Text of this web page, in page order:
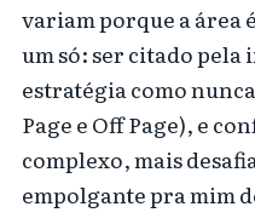
variam porque a área
um só: ser citado
estratégia como
Page e Off Page), e
complexo, mais
empolgante pra mim